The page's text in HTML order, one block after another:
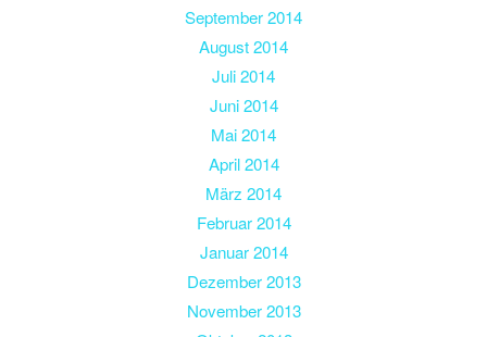
September 2014
August 2014
Juli 2014
Juni 2014
Mai 2014
April 2014
März 2014
Februar 2014
Januar 2014
Dezember 2013
November 2013